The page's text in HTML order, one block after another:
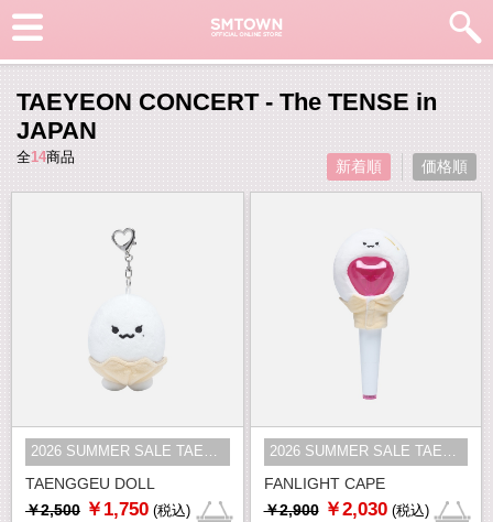
TAEYEON CONCERT - The TENSE in
JAPAN
全14商品 新着順 価格順
TAENGGEU DOLL
2026 SUMMER SALE TAEYEON
￥2,500 ￥1,750 (税込)
FANLIGHT CAPE
2026 SUMMER SALE TAEYEON
￥2,900 ￥2,030 (税込)